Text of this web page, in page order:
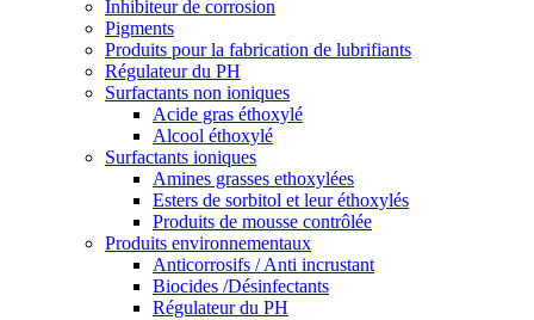
Inhibiteur de corrosion
Pigments
Produits pour la fabrication de lubrifiants
Régulateur du PH
Surfactants non ioniques
Acide gras éthoxylé
Alcool éthoxylé
Surfactants ioniques
Amines grasses ethoxylées
Esters de sorbitol et leur éthoxylés
Produits de mousse contrôlée
Produits environnementaux
Anticorrosifs / Anti incrustant
Biocides /Désinfectants
Régulateur du PH